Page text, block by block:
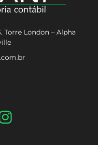
Torre London – Alpha